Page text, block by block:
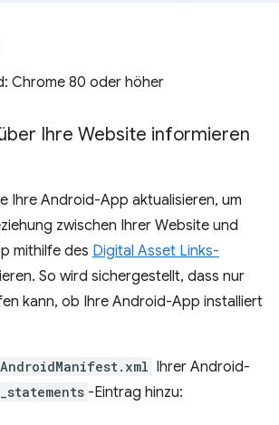
Chrome 80 oder höher
Ihre Website informieren
Ihre Android-App aktualisieren, um
zwischen Ihrer Website und
mithilfe des Digital Asset Links-
So wird sichergestellt, dass nur
kann, ob Ihre Android-App installiert
AndroidManifest.xml Ihrer Android-
-Eintrag hinzu: